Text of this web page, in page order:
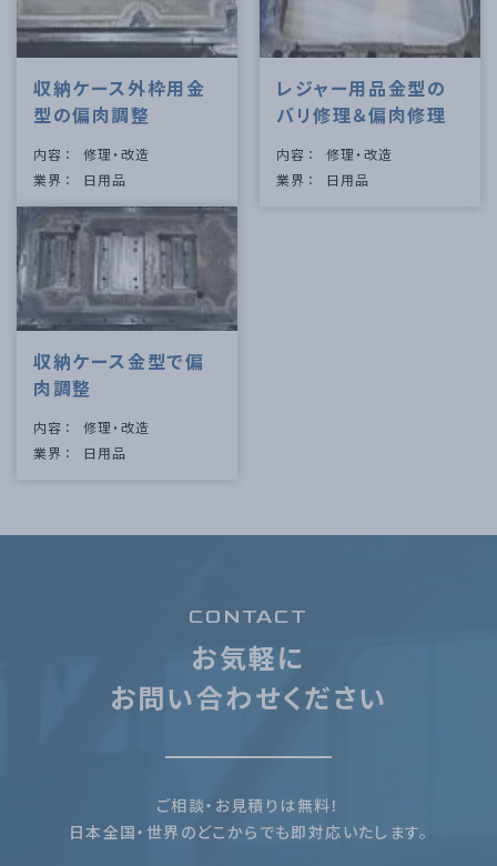
収納ケース外枠用金
型の偏肉調整
内容
修理・改造
業界
日用品
レジャー用品金型の
バリ修理＆偏肉修理
内容
修理・改造
業界
日用品
収納ケース金型で偏
肉調整
内容
修理・改造
業界
日用品
CONTACT
お気軽に
お問い合わせください
ご相談・お見積りは無料！
日本全国・世界のどこからでも即対応いたします。